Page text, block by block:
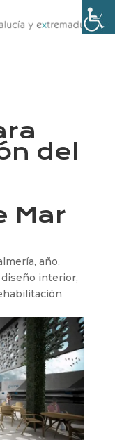
del
Mar
, año,
diseño interior,